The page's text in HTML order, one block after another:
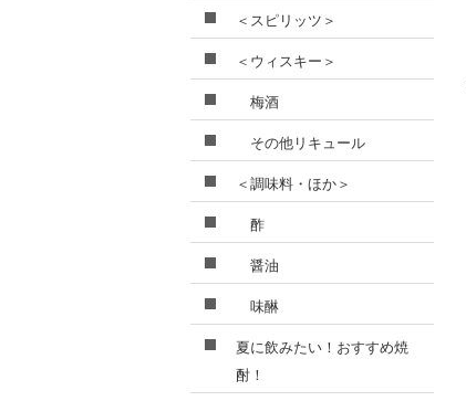
＜スピリッツ＞
＜ウィスキー＞
梅酒
その他リキュール
＜調味料・ほか＞
酢
醤油
味醂
夏に飲みたい！おすすめ焼
酎！